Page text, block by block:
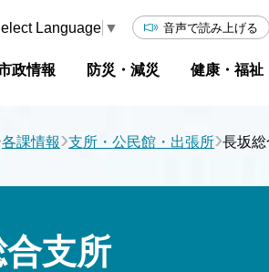
Language ▼ 音声で読み上げる
政情報 防災・減災 健康・福祉
各課情報›支所・公民館・出張所›長坂
支所